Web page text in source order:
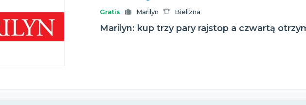
Gratis Marilyn Bielizna
Marilyn: kup trzy pary rajstop a czwartą